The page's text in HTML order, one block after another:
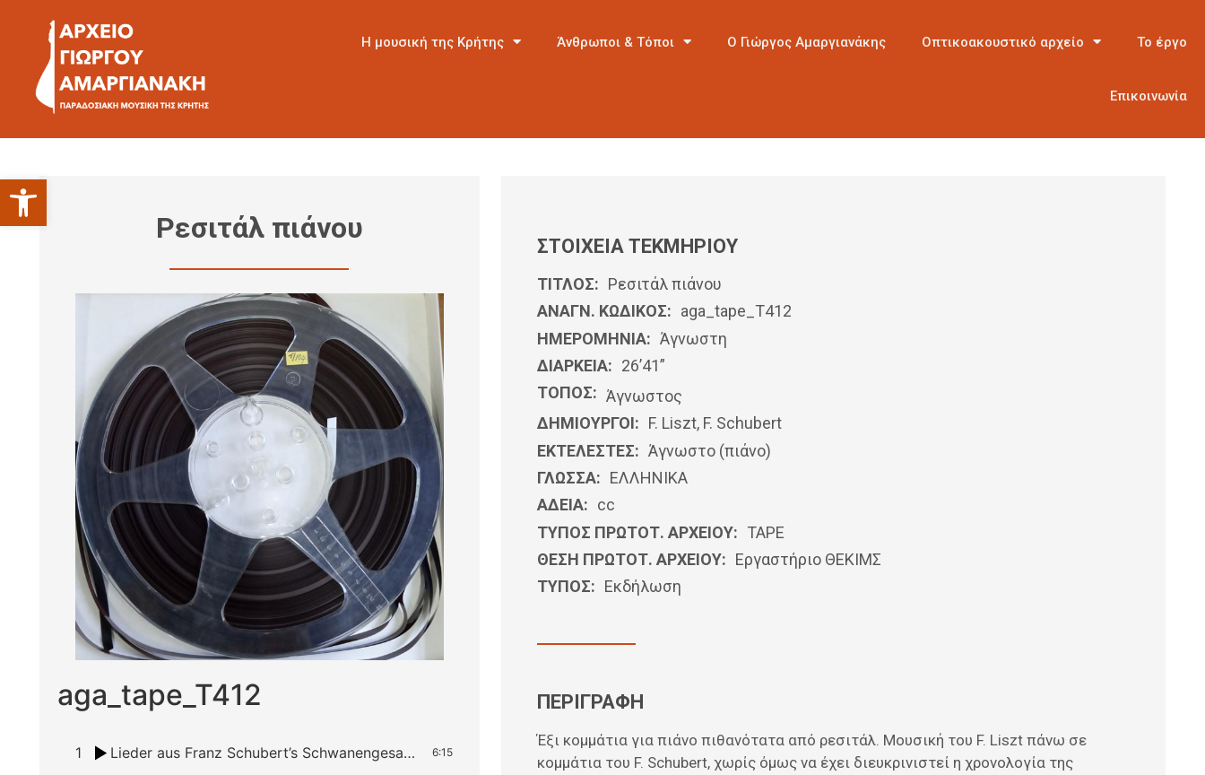
Ανοίξτε τη γραμμή εργαλείων
Η μουσική της Κρήτης Άνθρωποι & Τόποι Ο Γιώργος Αμαργιανάκης Οπτικοακουστικό αρχείο Το έργο
Επικοινωνία
Ρεσιτάλ πιάνου
aga_tape_T412
1 Lieder aus Franz Schubert’s Schwanengesang, S. 560: Schwanengesang, D.957: No.4 Standchen 6:15
ΣΤΟΙΧΕΙΑ ΤΕΚΜΗΡΙΟΥ
ΤΙΤΛΟΣ: Ρεσιτάλ πιάνου
ΑΝΑΓΝ. ΚΩΔΙΚΟΣ: aga_tape_T412
ΗΜΕΡΟΜΗΝΊΑ: Άγνωστη
ΔΙΑΡΚΕΙΑ: 26’41”
ΤΟΠΟΣ: Άγνωστος
ΔΗΜΙΟΥΡΓΟΙ: F. Liszt, F. Schubert
ΕΚΤΕΛΕΣΤΕΣ: Άγνωστο (πιάνο)
ΓΛΩΣΣΑ: ΕΛΛΗΝΙΚΆ
ΑΔΕΙΑ: cc
ΤΥΠΟΣ ΠΡΩΤΟΤ. ΑΡΧΕΙΟΥ: ΤΑΡΕ
ΘΕΣΗ ΠΡΩΤΟΤ. ΑΡΧΕΙΟΥ: Εργαστήριο ΘΕΚΙΜΣ
ΤΥΠΟΣ: Εκδήλωση
ΠΕΡΙΓΡΑΦΗ
Έξι κομμάτια για πιάνο πιθανότατα από ρεσιτάλ. Μουσική του F. Liszt πάνω σε
κομμάτια του F. Schubert, χωρίς όμως να έχει διευκρινιστεί η χρονολογία της